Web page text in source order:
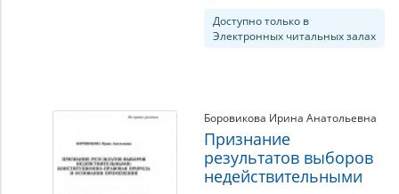
Доступно только в
Электронных читальных залах
Боровикова Ирина Анатольевна
Признание
результатов выборов
недействительными